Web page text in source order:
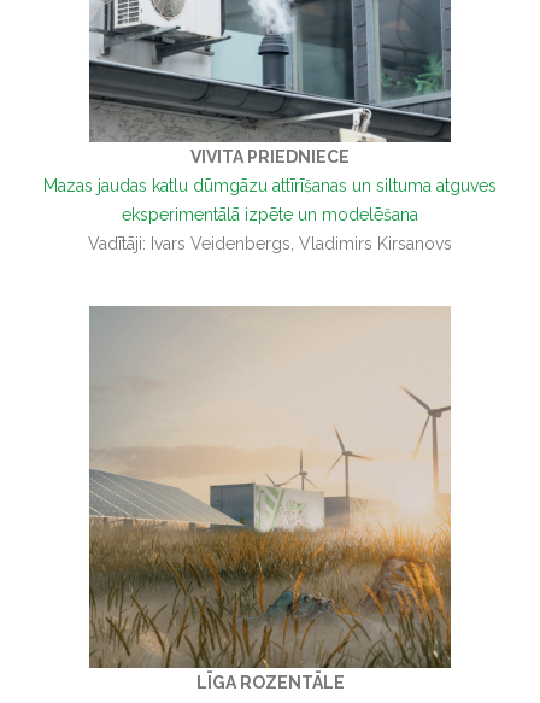
VIVITA PRIEDNIECE
Mazas jaudas katlu dūmgāzu attīrīšanas un siltuma atguves
eksperimentālā izpēte un modelēšana
Vadītāji: Ivars Veidenbergs, Vladimirs Kirsanovs
LĪGA ROZENTĀLE